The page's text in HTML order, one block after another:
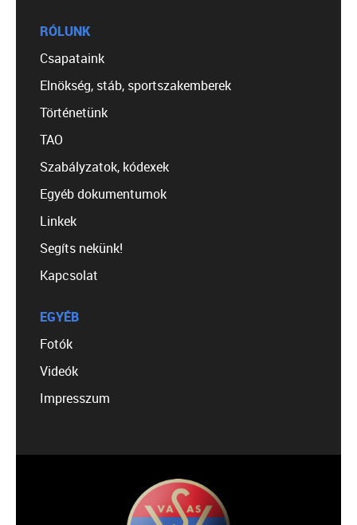
RÓLUNK
Csapataink
Elnökség, stáb, sportszakemberek
Történetünk
TAO
Szabályzatok, kódexek
Egyéb dokumentumok
Linkek
Segíts nekünk!
Kapcsolat
EGYÉB
Fotók
Videók
Impresszum